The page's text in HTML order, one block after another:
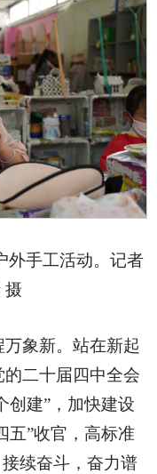
外手工活动。记者
摄
象新。站在新起
二十届四中全会
创建”，加快建设
五”收官，高标准
续奋斗，奋力谱